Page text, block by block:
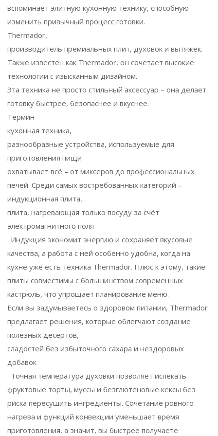
вспоминает элитную кухонную технику, способную
изменить привычный процесс готовки.
Thermador,
производитель премиальных плит, духовок и вытяжек.
Также известен как Thermador, он сочетает высокие
технологии с изысканным дизайном.
Эта техника не просто стильный аксессуар – она делает
готовку быстрее, безопаснее и вкуснее.
Термин
кухонная техника,
разнообразные устройства, используемые для
приготовления пищи
охватывает всё – от миксеров до профессиональных
печей. Среди самых востребованных категорий –
индукционная плита,
плита, нагревающая только посуду за счёт
электромагнитного поля
. Индукция экономит энергию и сохраняет вкусовые
качества, а работа с ней особенно удобна, когда на
кухне уже есть техника Thermador. Плюс к этому, такие
плиты совместимы с большинством современных
кастрюль, что упрощает планирование меню.
Если вы задумываетесь о здоровом питании, Thermador
предлагает решения, которые облегчают создание
полезных десертов,
сладостей без избыточного сахара и нездоровых
добавок
. Точная температура духовки позволяет испекать
фруктовые торты, муссы и безглютеновые кексы без
риска пересушить ингредиенты. Сочетание ровного
нагрева и функций конвекции уменьшает время
приготовления, а значит, вы быстрее получаете